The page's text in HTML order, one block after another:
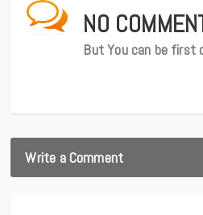
NO
But You can be first
Write a Comment